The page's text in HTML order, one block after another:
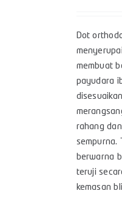
Dot
membuat
payudara
rahang
sempurna.
berwarna
teruji